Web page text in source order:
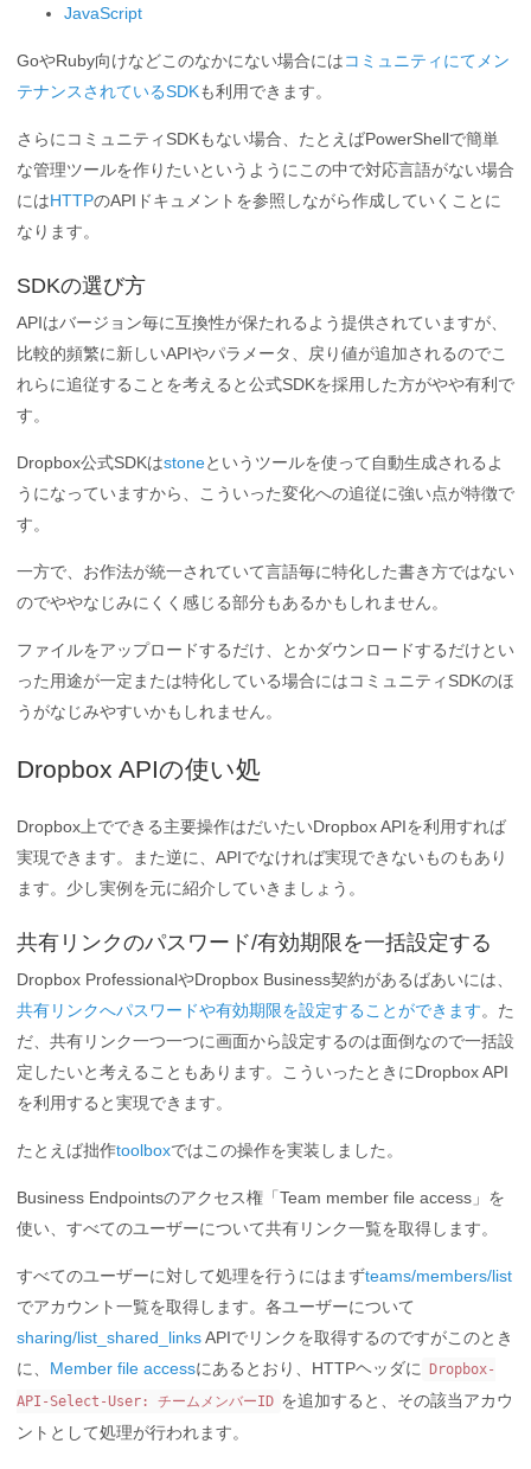
JavaScript
GoやRuby向けなどこのなかにない場合にはコミュニティにてメン
テナンスされているSDKも利用できます。
さらにコミュニティSDKもない場合、たとえばPowerShellで簡単
な管理ツールを作りたいというようにこの中で対応言語がない場合
にはHTTPのAPIドキュメントを参照しながら作成していくことに
なります。
SDKの選び方
APIはバージョン毎に互換性が保たれるよう提供されていますが、
比較的頻繁に新しいAPIやパラメータ、戻り値が追加されるのでこ
れらに追従することを考えると公式SDKを採用した方がやや有利で
す。
Dropbox公式SDKはstoneというツールを使って自動生成されるよ
うになっていますから、こういった変化への追従に強い点が特徴で
す。
一方で、お作法が統一されていて言語毎に特化した書き方ではない
のでややなじみにくく感じる部分もあるかもしれません。
ファイルをアップロードするだけ、とかダウンロードするだけとい
った用途が一定または特化している場合にはコミュニティSDKのほ
うがなじみやすいかもしれません。
Dropbox APIの使い処
Dropbox上でできる主要操作はだいたいDropbox APIを利用すれば
実現できます。また逆に、APIでなければ実現できないものもあり
ます。少し実例を元に紹介していきましょう。
共有リンクのパスワード/有効期限を一括設定する
Dropbox ProfessionalやDropbox Business契約があるばあいには、
共有リンクへパスワードや有効期限を設定することができます。た
だ、共有リンク一つ一つに画面から設定するのは面倒なので一括設
定したいと考えることもあります。こういったときにDropbox API
を利用すると実現できます。
たとえば拙作toolboxではこの操作を実装しました。
Business Endpointsのアクセス権「Team member file access」を
使い、すべてのユーザーについて共有リンク一覧を取得します。
すべてのユーザーに対して処理を行うにはまずteams/members/list
でアカウント一覧を取得します。各ユーザーについて
sharing/list_shared_linksAPIでリンクを取得するのですがこのとき
に、 Member file accessにあるとおり、HTTPヘッダに
Dropbox-
API-Select-User: チームメンバーID を追加すると、その該当アカウ
ントとして処理が行われます。